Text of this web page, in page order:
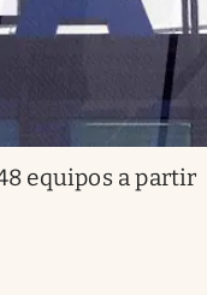
equipos a partir